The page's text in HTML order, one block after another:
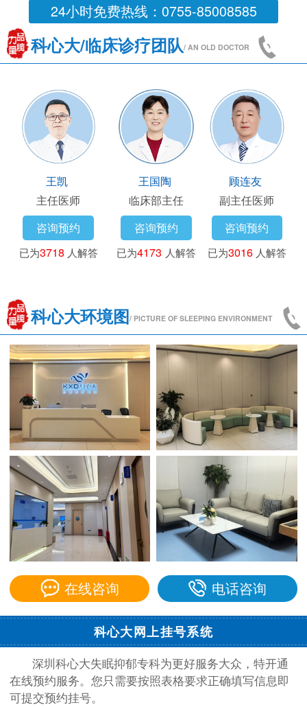
24小时免费热线：0755-85008585
科心大/临床诊疗团队/ AN OLD DOCTOR
王凯
主任医师
咨询预约
已为3718 人解答
王国陶
临床部主任
咨询预约
已为4173 人解答
顾连友
副主任医师
咨询预约
已为3016 人解答
科心大环境图/ PICTURE OF SLEEPING ENVIRONMENT
在线咨询 电话咨询
科心大网上挂号系统
深圳科心大失眠抑郁专科为更好服务大众，特开通
在线预约服务。您只需要按照表格要求正确填写信息即
可提交预约挂号。